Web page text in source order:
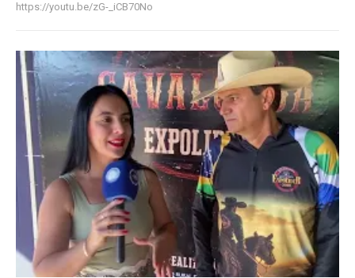
https://youtu.be/zG-_iCB70No